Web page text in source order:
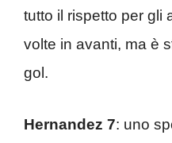
tutto il rispetto per gli
volte in avanti, ma è
gol.
Hernandez 7: uno